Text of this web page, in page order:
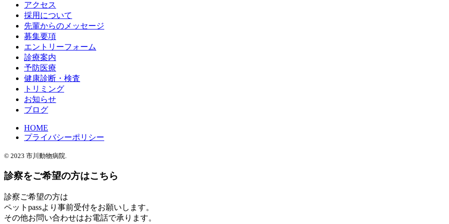
アクセス
採用について
先輩からのメッセージ
募集要項
エントリーフォーム
診療案内
予防医療
健康診断・検査
トリミング
お知らせ
ブログ
HOME
プライバシーポリシー
© 2023 市川動物病院.
診察をご希望の方はこちら
診察ご希望の方は
ペットpassより事前受付をお願いします。
その他お問い合わせはお電話で承ります。